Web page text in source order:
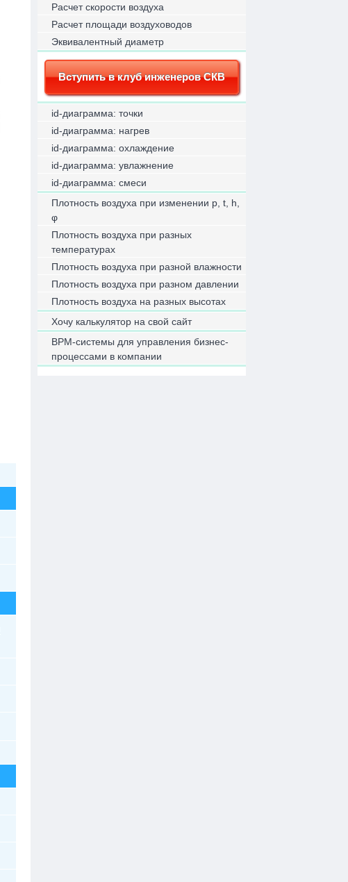
Расчет скорости воздуха
Расчет площади воздуховодов
Эквивалентный диаметр
Вступить в клуб инженеров СКВ
id-диаграмма: точки
id-диаграмма: нагрев
id-диаграмма: охлаждение
id-диаграмма: увлажнение
id-диаграмма: смеси
Плотность воздуха при изменении p, t, h,
φ
Плотность воздуха при разных
температурах
Плотность воздуха при разной влажности
Плотность воздуха при разном давлении
Плотность воздуха на разных высотах
Хочу калькулятор на свой сайт
BPM-системы для управления бизнес-
процессами в компании